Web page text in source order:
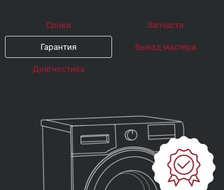
Сроки Запчасти
Гарантия Выезд мастера
Диагностика